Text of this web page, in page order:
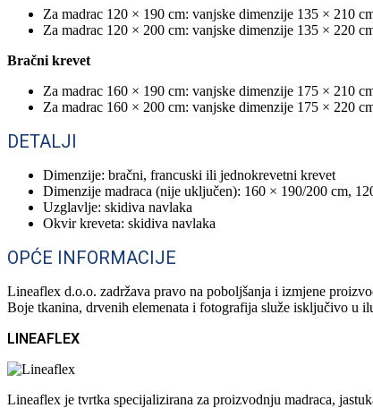
Za madrac 120 × 190 cm: vanjske dimenzije 135 × 210
Za madrac 120 × 200 cm: vanjske dimenzije 135 × 220
Bračni krevet
Za madrac 160 × 190 cm: vanjske dimenzije 175 × 210
Za madrac 160 × 200 cm: vanjske dimenzije 175 × 220
DETALJI
Dimenzije: bračni, francuski ili jednokrevetni krevet
Dimenzije madraca (nije uključen): 160 × 190/200 cm,
Uzglavlje: skidiva navlaka
Okvir kreveta: skidiva navlaka
OPĆE INFORMACIJE
Lineaflex d.o.o. zadržava pravo na poboljšanja i izmjene
Boje tkanina, drvenih elemenata i fotografija služe isključivo u
LINEAFLEX
Lineaflex je tvrtka specijalizirana za proizvodnju madraca,